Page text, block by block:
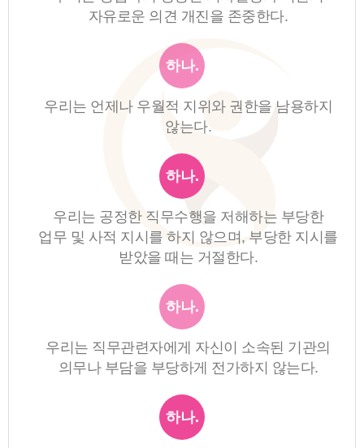
자유로운 의견 개진을 존중한다.
하나.
우리는 언제나 우월적 지위와 권한을 남용하지
않는다.
하나.
우리는 공정한 직무수행을 저해하는 부당한
업무 및 사적 지시를 하지 않으며, 부당한 지시를
받았을 때는 거절한다.
하나.
우리는 직무관련자에게 자신이 소속된 기관의
의무나 부담을 부당하게 전가하지 않는다.
하나.